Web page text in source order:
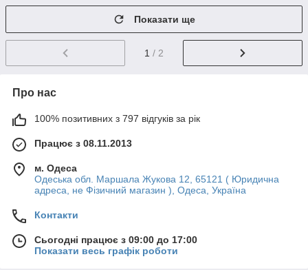
Показати ще
1 / 2
Про нас
100% позитивних з 797 відгуків за рік
Працює з 08.11.2013
м. Одеса
Одеська обл. Маршала Жукова 12, 65121 ( Юридична
адреса, не Фізичний магазин ), Одеса, Україна
Контакти
Сьогодні працює з 09:00 до 17:00
Показати весь графік роботи